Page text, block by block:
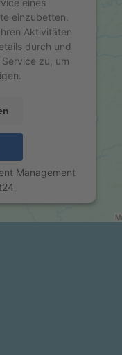
eines
einzubetten.
Aktivitäten
durch und
zu, um
Management